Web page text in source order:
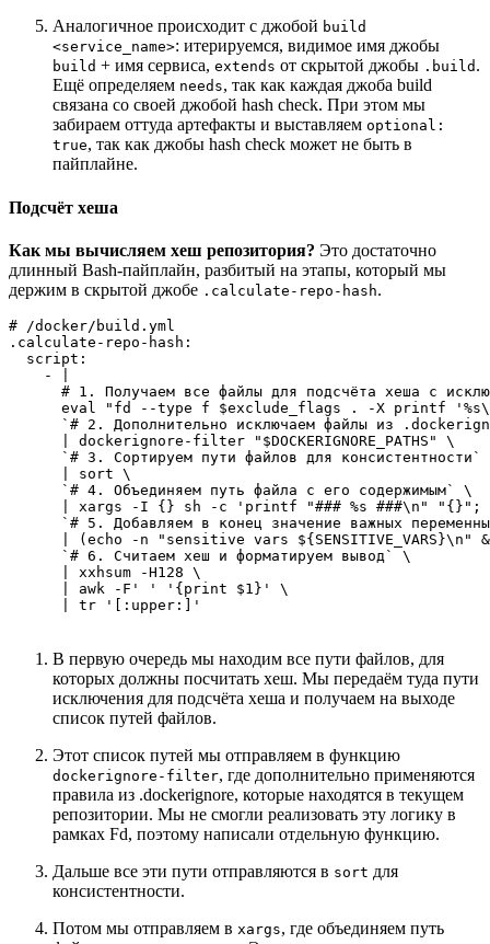
Аналогичное происходит с джобой build
<service_name>: итерируемся, видимое имя джобы
build + имя сервиса, extends от скрытой джобы .build .
Ещё определяем needs, так как каждая джоба build
связана со своей джобой hash check. При этом мы
забираем оттуда артефакты и выставляем optional:
true, так как джобы hash check может не быть в
пайплайне.
Подсчёт хеша
Как мы вычисляем хеш репозитория? Это достаточно
длинный Bash-пайплайн, разбитый на этапы, который мы
держим в скрытой джобе .calculate-repo-hash.
# /docker/build.yml
.calculate-repo-hash:
  script:
    - |
# 1. Получаем все файлы для подсчёта хеша c
eval "fd --type f $exclude_flags . -X printf
`# 2. Дополнительно исключаем файлы из
      | dockerignore-filter "$DOCKERIGNORE_PATHS" \
`# 3. Сортируем пути файлов для консистентности`
      | sort \
      `# 4. Объединяем путь файла с его содержимым` \
| xargs -I {} sh -c 'printf "### %s ###\n" "{}";
`# 5. Добавляем в конец значение важных
| (echo -n "sensitive vars ${SENSITIVE_VARS}\n"
      `# 6. Считаем хеш и форматируем вывод` \
      | xxhsum -H128 \
      | awk -F' ' '{print $1}' \
      | tr '[:upper:]'
В первую очередь мы находим все пути файлов, для
которых должны посчитать хеш. Мы передаём туда пути
исключения для подсчёта хеша и получаем на выходе
список путей файлов.
Этот список путей мы отправляем в функцию
dockerignore-filter, где дополнительно применяются
правила из .dockerignore, которые находятся в текущем
репозитории. Мы не смогли реализовать эту логику в
рамках Fd, поэтому написали отдельную функцию.
Дальше все эти пути отправляются в sort для
консистентности.
Потом мы отправляем в xargs, где объединяем путь